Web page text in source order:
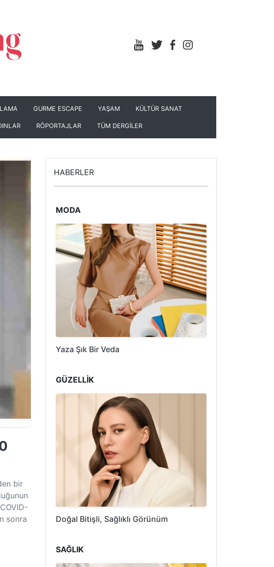
GURME ESCAPE YAŞAM KÜLTÜR SANAT
RÖPORTAJLAR TÜM DERGİLER
bir
sonra
HABERLER
MODA
Yaza Şık Bir Veda
GÜZELLİK
Doğal Bitişli, Sağlıklı Görünüm
SAĞLIK